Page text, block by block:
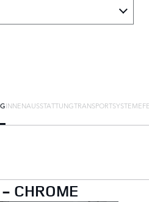
INNENAUSSTATTUNGTRANSPORTSYSTEME
CHROME